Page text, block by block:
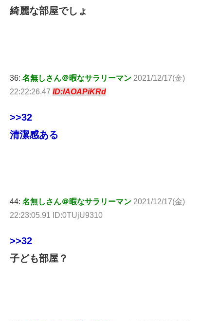
綺麗な部屋でしょ
36: 名無しさん＠暇なサラリーマン 2021/12/17(金)
22:22:26.47 ID:IAOAPiKRd
>>32
清潔感ある
44: 名無しさん＠暇なサラリーマン 2021/12/17(金)
22:23:05.91 ID:0TUjU9310
>>32
子ども部屋？